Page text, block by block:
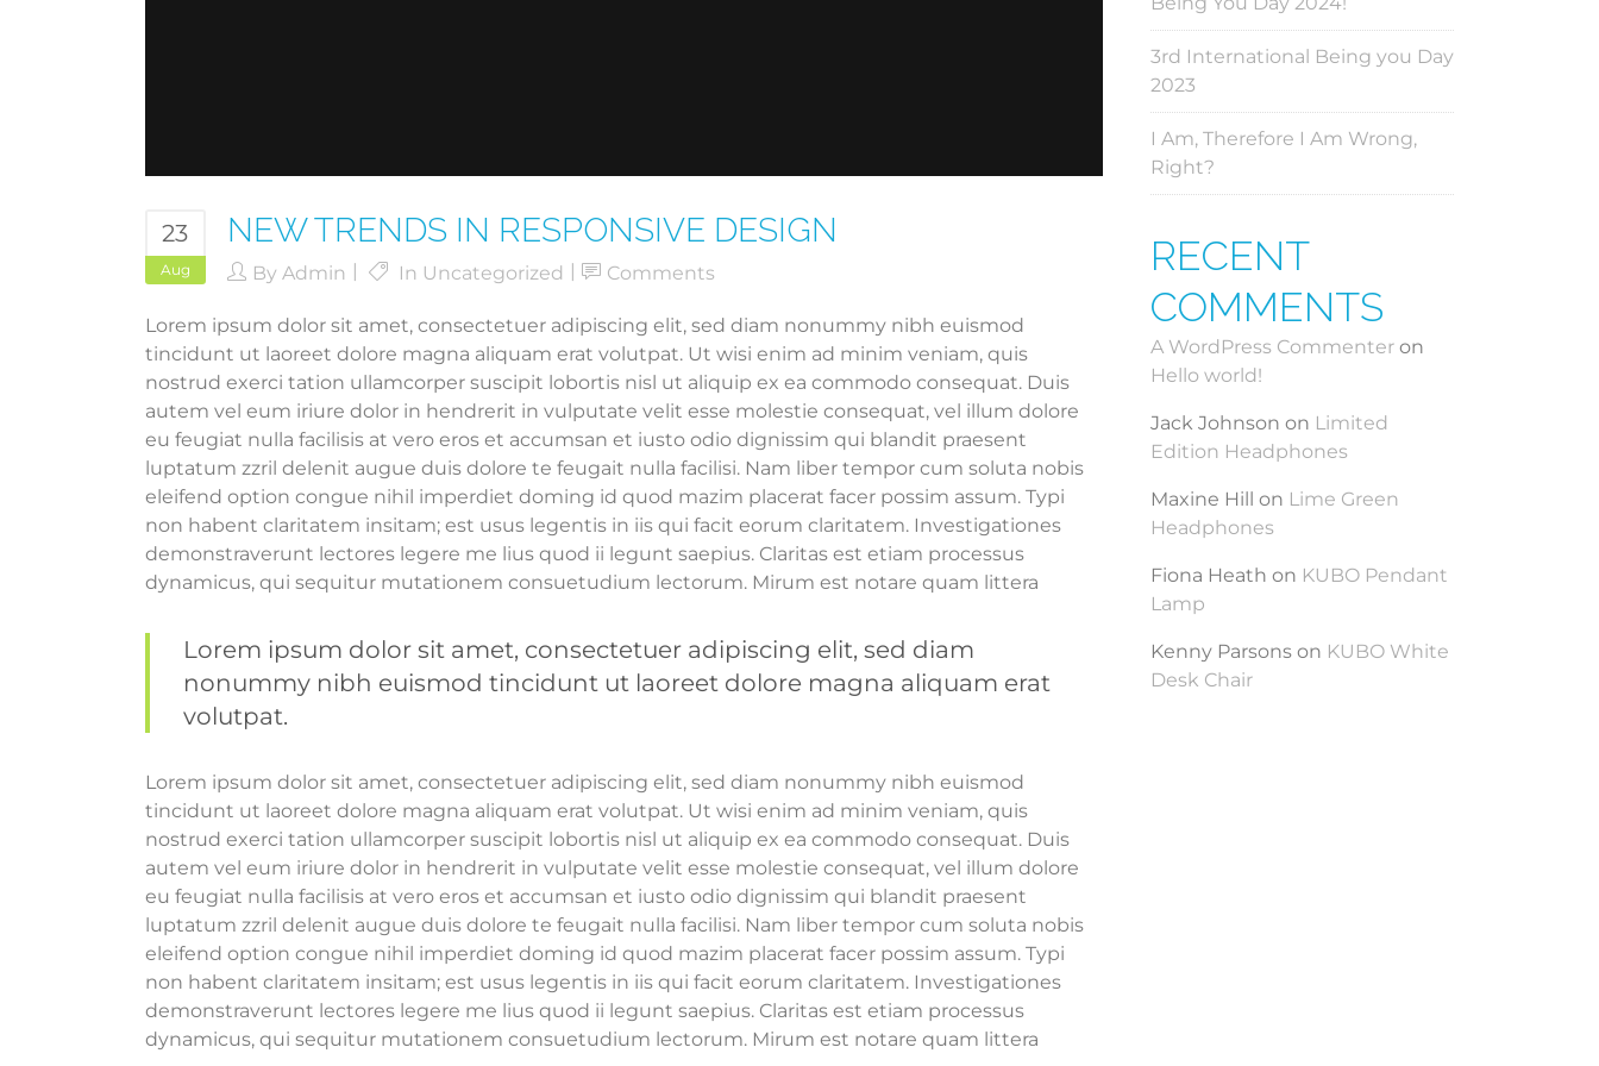
23
Aug
NEW TRENDS IN RESPONSIVE DESIGN
By Admin In Uncategorized Comments
Lorem ipsum dolor sit amet, consectetuer adipiscing elit, sed diam nonummy nibh euismod
tincidunt ut laoreet dolore magna aliquam erat volutpat. Ut wisi enim ad minim veniam, quis
nostrud exerci tation ullamcorper suscipit lobortis nisl ut aliquip ex ea commodo consequat. Duis
autem vel eum iriure dolor in hendrerit in vulputate velit esse molestie consequat, vel illum dolore
eu feugiat nulla facilisis at vero eros et accumsan et iusto odio dignissim qui blandit praesent
luptatum zzril delenit augue duis dolore te feugait nulla facilisi. Nam liber tempor cum soluta nobis
eleifend option congue nihil imperdiet doming id quod mazim placerat facer possim assum. Typi
non habent claritatem insitam; est usus legentis in iis qui facit eorum claritatem. Investigationes
demonstraverunt lectores legere me lius quod ii legunt saepius. Claritas est etiam processus
dynamicus, qui sequitur mutationem consuetudium lectorum. Mirum est notare quam littera
Lorem ipsum dolor sit amet, consectetuer adipiscing elit, sed diam
nonummy nibh euismod tincidunt ut laoreet dolore magna aliquam erat
volutpat.
Lorem ipsum dolor sit amet, consectetuer adipiscing elit, sed diam nonummy nibh euismod
tincidunt ut laoreet dolore magna aliquam erat volutpat. Ut wisi enim ad minim veniam, quis
nostrud exerci tation ullamcorper suscipit lobortis nisl ut aliquip ex ea commodo consequat. Duis
autem vel eum iriure dolor in hendrerit in vulputate velit esse molestie consequat, vel illum dolore
eu feugiat nulla facilisis at vero eros et accumsan et iusto odio dignissim qui blandit praesent
luptatum zzril delenit augue duis dolore te feugait nulla facilisi. Nam liber tempor cum soluta nobis
eleifend option congue nihil imperdiet doming id quod mazim placerat facer possim assum. Typi
non habent claritatem insitam; est usus legentis in iis qui facit eorum claritatem. Investigationes
demonstraverunt lectores legere me lius quod ii legunt saepius. Claritas est etiam processus
dynamicus, qui sequitur mutationem consuetudium lectorum. Mirum est notare quam littera
3rd International Being you Day
2023
I Am, Therefore I Am Wrong,
Right?
RECENT
COMMENTS
A WordPress Commenter on
Hello world!
Jack Johnson on Limited
Edition Headphones
Maxine Hill on Lime Green
Headphones
Fiona Heath on KUBO Pendant
Lamp
Kenny Parsons on KUBO White
Desk Chair